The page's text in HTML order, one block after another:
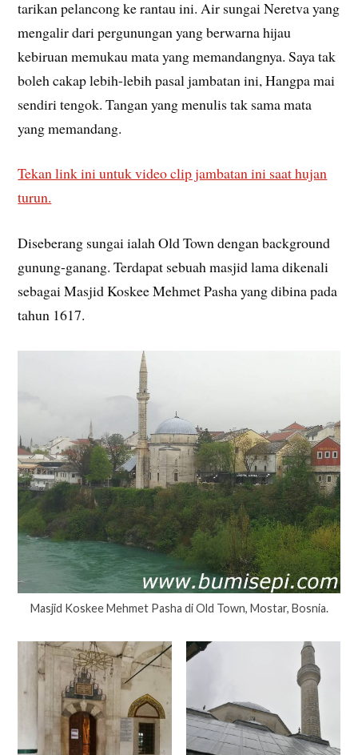
tarikan pelancong ke rantau ini. Air sungai Neretva yang
mengalir dari pergunungan yang berwarna hijau
kebiruan memukau mata yang memandangnya. Saya tak
boleh cakap lebih-lebih pasal jambatan ini, Hangpa mai
sendiri tengok. Tangan yang menulis tak sama mata
yang memandang.
Tekan link ini untuk video clip jambatan ini saat hujan
turun.
Diseberang sungai ialah Old Town dengan background
gunung-ganang. Terdapat sebuah masjid lama dikenali
sebagai Masjid Koskee Mehmet Pasha yang dibina pada
tahun 1617.
Masjid Koskee Mehmet Pasha di Old Town, Mostar, Bosnia.